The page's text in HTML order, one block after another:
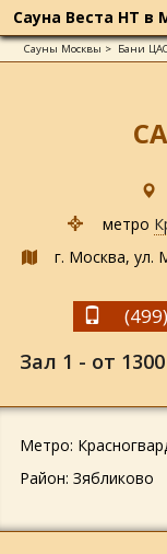
Сауна Веста НТ в
Сауны Москвы > Бани
метро
г. Москва, ул.
(499) 725-
Зал 1 - от
Метро:
Район: Зябликово